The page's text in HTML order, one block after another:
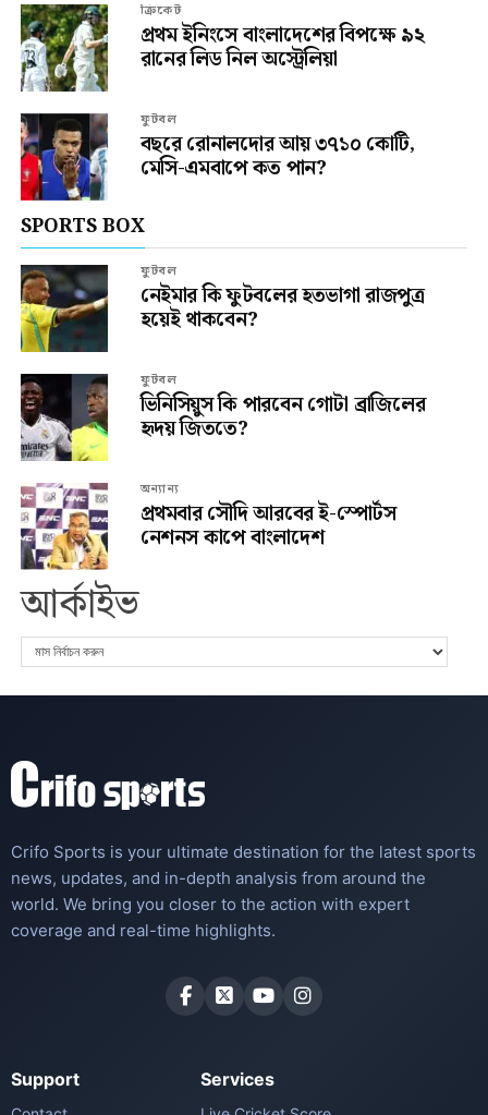
ক্রিকেট
প্রথম ইনিংসে বাংলাদেশের বিপক্ষে ৯২
রানের লিড নিল অস্ট্রেলিয়া
ফুটবল
বছরে রোনালদোর আয় ৩৭১০ কোটি,
মেসি-এমবাপে কত পান?
SPORTS BOX
ফুটবল
নেইমার কি ফুটবলের হতভাগা রাজপুত্র
হয়েই থাকবেন?
ফুটবল
ভিনিসিয়ুস কি পারবেন গোটা ব্রাজিলের
হৃদয় জিততে?
অন্যান্য
প্রথমবার সৌদি আরবের ই-স্পোর্টস
নেশনস কাপে বাংলাদেশ
আর্কাইভ
Crifo Sports is your ultimate destination for the latest sports
news, updates, and in-depth analysis from around the
world. We bring you closer to the action with expert
coverage and real-time highlights.
Support Services